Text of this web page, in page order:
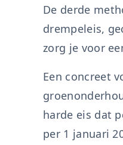
De derde
drempeleis,
zorg je voor
Een concreet
harde eis dat
per 1 januari